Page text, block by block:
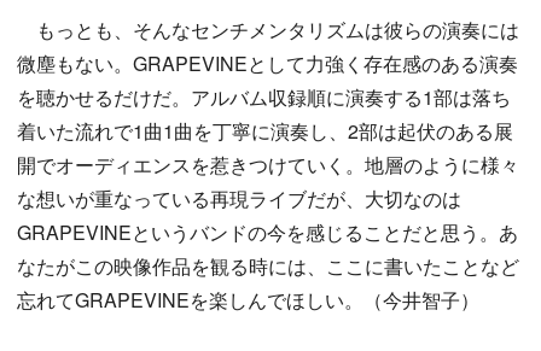
もっとも、そんなセンチメンタリズムは彼らの演奏には
微塵もない。GRAPEVINEとして力強く存在感のある演奏
を聴かせるだけだ。アルバム収録順に演奏する1部は落ち
着いた流れで1曲1曲を丁寧に演奏し、2部は起伏のある展
開でオーディエンスを惹きつけていく。地層のように様々
な想いが重なっている再現ライブだが、大切なのは
GRAPEVINEというバンドの今を感じることだと思う。あ
なたがこの映像作品を観る時には、ここに書いたことなど
忘れてGRAPEVINEを楽しんでほしい。（今井智子）